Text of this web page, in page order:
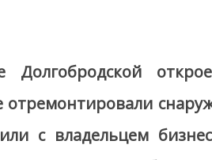
Долгобродской
с владельцем